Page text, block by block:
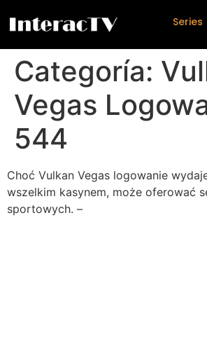
Series
Categoría:
Vegas
544
Choć Vulkan Vegas logowanie
wszelkim kasynem, może oferować
sportowych. –